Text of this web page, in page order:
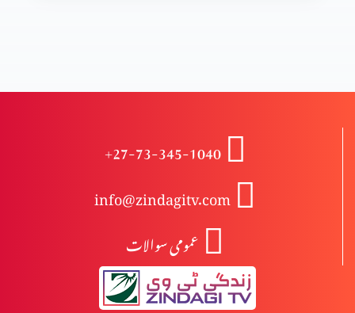
تجسم المسیح (حصہ 1)
یسوع مسیح کا مرُدوں میں سے جی اٹھانا
+27-73-345-1040
info@zindagitv.com
عمومی سوالات